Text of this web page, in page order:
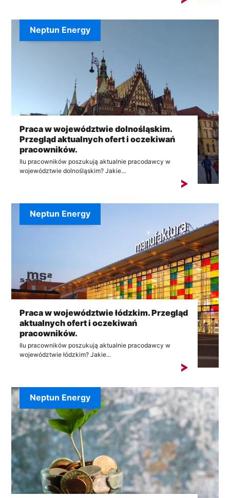
Praca w województwie dolnośląskim.
Przegląd aktualnych ofert i oczekiwań
pracowników.
Ilu pracowników poszukują aktualnie pracodawcy w
województwie dolnośląskim? Jakie...
Neptun Energy
Praca w województwie łódzkim. Przegląd
aktualnych ofert i oczekiwań
pracowników.
Ilu pracowników poszukują aktualnie pracodawcy w
województwie łódzkim? Jakie...
Neptun Energy
Neptun Energy